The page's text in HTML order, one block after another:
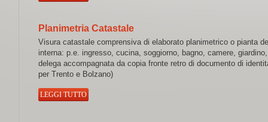
Planimetria Catastale
Visura catastale comprensiva di elaborato planimetrico o pianta
interna: p.e. ingresso, cucina, soggiorno, bagno, camere,
delega accompagnata da copia fronte retro di documento di
per Trento e Bolzano)
LEGGI TUTTO